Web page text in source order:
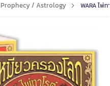
Prophecy / Astrology WARA ไพ่